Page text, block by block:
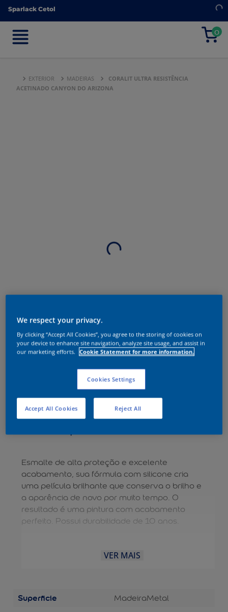
Sparlack Cetol
0
Sparlack Cetol
0
EXTERIOR MADEIRAS
CORALIT ULTRA RESISTÊNCIA
ACETINADO CANYON DO ARIZONA
Esmalte de alta proteção e excelente
acabamento, sua fórmula com silicone cria
uma película brilhante que conserva o brilho e
a aparência de novo por muito tempo. O
resultado é uma pintura com acabamento
perfeito. Possui durabilidade de 10 anos.
VER MAIS
Superficie MadeiraMetal
We respect your privacy.
By clicking “Accept All Cookies”, you agree to the storing of cookies on
your device to enhance site navigation, analyze site usage, and assist in
our marketing efforts.
Cookie Statement for more information.
Cookies Settings
Reject All
Accept All Cookies